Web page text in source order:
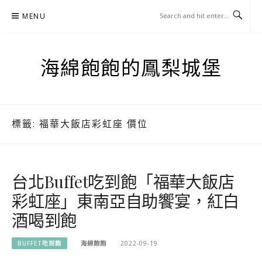
MENU
海綿飽飽的鳳梨城堡
標籤: 福華大飯店彩虹座 價位
台北Buffet吃到飽「福華大飯店
彩虹座」東南亞自助饗宴，紅白
酒喝到飽
BUFFET吃到飽 海綿飽飽 2022-09-19